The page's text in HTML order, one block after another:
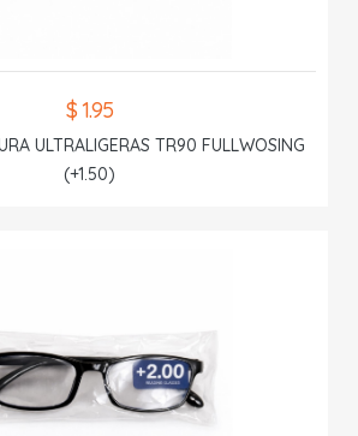
$ 1.95
ULTRALIGERAS TR90 FULLWOSING
(+1.50)